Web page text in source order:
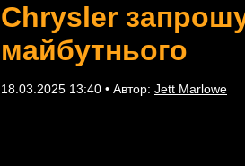
Chrysler
майбутнього
18.03.2025 13:40 • Автор: Jett Marlowe